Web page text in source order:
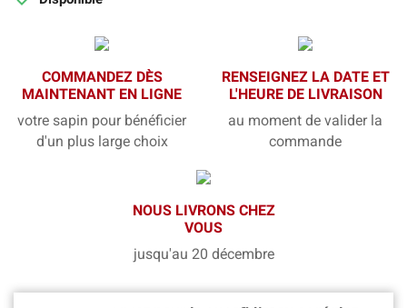
COMMANDEZ DÈS
MAINTENANT EN LIGNE
votre sapin pour bénéficier
d'un plus large choix
RENSEIGNEZ LA DATE ET
L'HEURE DE LIVRAISON
au moment de valider la
commande
NOUS LIVRONS CHEZ
VOUS
jusqu'au 20 décembre